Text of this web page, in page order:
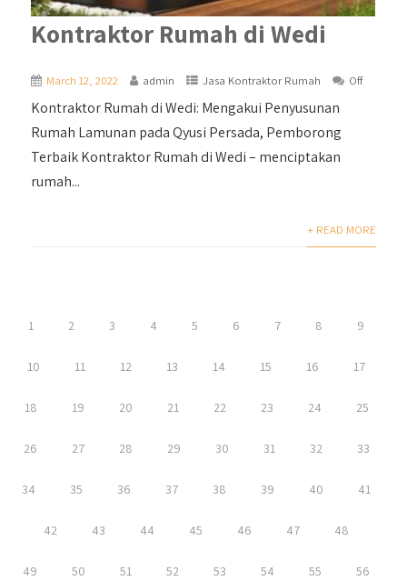
Kontraktor Rumah di Wedi
March 12, 2022 admin Jasa Kontraktor Rumah Off
Kontraktor Rumah di Wedi: Mengakui Penyusunan
Rumah Lamunan pada Qyusi Persada, Pemborong
Terbaik Kontraktor Rumah di Wedi – menciptakan
rumah...
+ READ MORE
1 2 3 4 5 6 7 8 9
10 11 12 13 14 15 16 17
18 19 20 21 22 23 24 25
26 27 28 29 30 31 32 33
34 35 36 37 38 39 40 41
42 43 44 45 46 47 48
49 50 51 52 53 54 55 56